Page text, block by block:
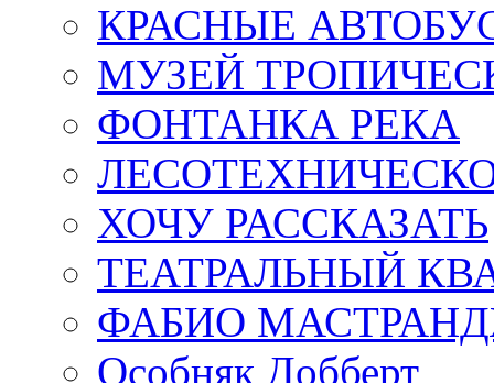
КРАСНЫЕ
МУЗЕЙ
ФОНТАНКА РЕКА
ХОЧУ РАССКАЗАТЬ
ТЕАТРАЛЬНЫЙ
ФАБИО
Особняк Добберт